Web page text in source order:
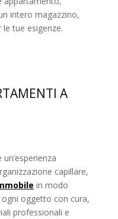
intero magazzino,
tue esigenze.
A
capillare,
in modo
oggetto con cura,
professionali e